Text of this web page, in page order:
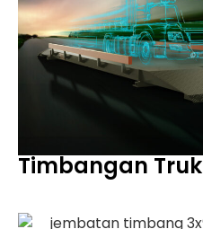
Timbangan Truk